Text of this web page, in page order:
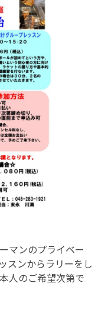
マンのプライベー
スンからラリーをし
人のご希望次第で